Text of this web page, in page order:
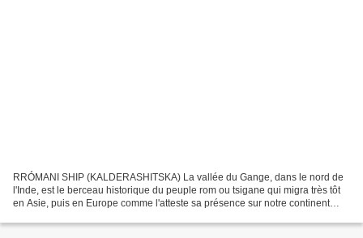
RRÓMANI SHIP (KALDERASHITSKA) La vallée du Gange, dans le nord de
l'Inde, est le berceau historique du peuple rom ou tsigane qui migra très tôt
en Asie, puis en Europe comme l'atteste sa présence sur notre continent